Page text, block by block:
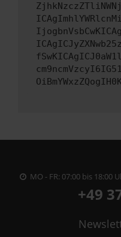
MO - FR: 07:00 bis 18:00
+49